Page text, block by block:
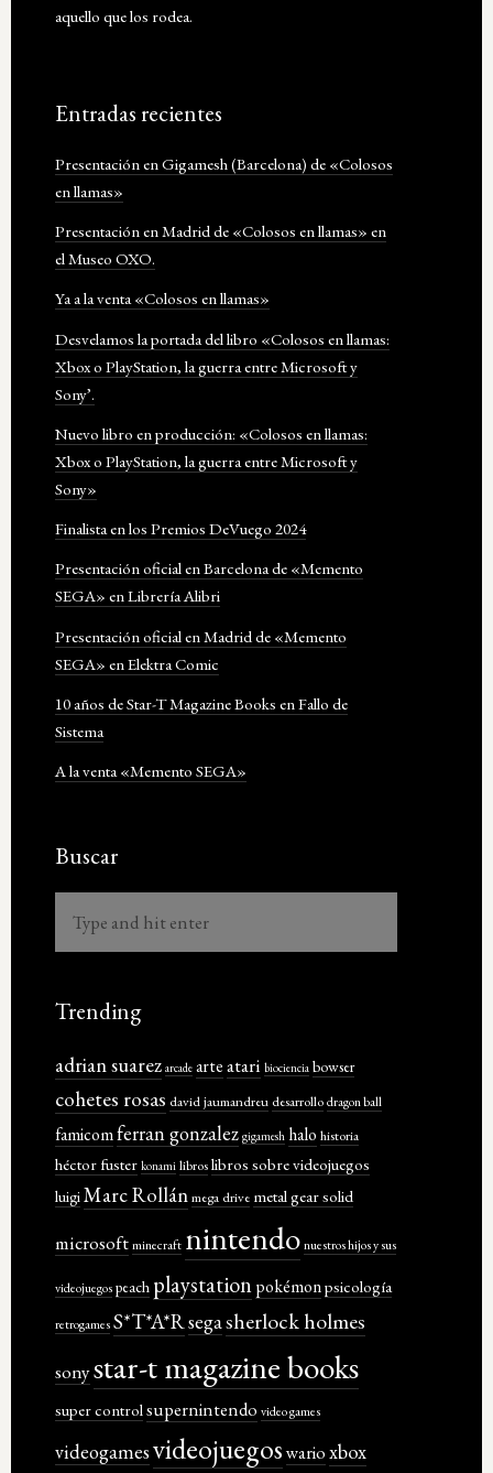
aquello que los rodea.
Entradas recientes
Presentación en Gigamesh (Barcelona) de «Colosos
en llamas»
Presentación en Madrid de «Colosos en llamas» en
el Museo OXO.
Ya a la venta «Colosos en llamas»
Desvelamos la portada del libro «Colosos en llamas:
Xbox o PlayStation, la guerra entre Microsoft y
Sony’.
Nuevo libro en producción: «Colosos en llamas:
Xbox o PlayStation, la guerra entre Microsoft y
Sony»
Finalista en los Premios DeVuego 2024
Presentación oficial en Barcelona de «Memento
SEGA» en Librería Alibri
Presentación oficial en Madrid de «Memento
SEGA» en Elektra Comic
10 años de Star-T Magazine Books en Fallo de
Sistema
A la venta «Memento SEGA»
Buscar
Trending
adrian suarez arcade arteatari biociencia bowser
cohetes rosas david jaumandreu desarrollodragon ball
famicomferran gonzalez gigamesh halo historia
héctor fuster konami libroslibros sobre videojuegos
luigiMarc Rollánmega drive metal gear solid
microsoftminecraft nintendonuestros hijos y sus
videojuegospeach playstationpokémonpsicología
retrogamesS*T*A*Rsegasherlock holmes
sonystar-t magazine books
super control supernintendo video games
videogamesvideojuegoswarioxbox